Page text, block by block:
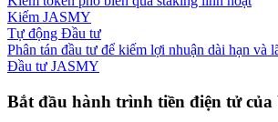
Hướng dẫn
Hướng dẫn giao dịch Spot
Kiếm JASMY
Tự động Đầu tư
Phân tán đầu tư để kiếm lợi nhuận dài hạn và
Đầu tư JASMY
Bắt đầu hành trình tiền điện tử